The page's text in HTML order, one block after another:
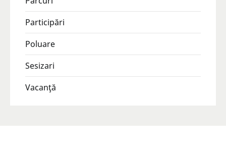
Participări
Poluare
Sesizari
Vacanţă